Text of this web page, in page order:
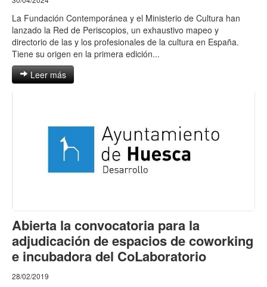
La Fundación Contemporánea y el Ministerio de Cultura han
lanzado la Red de Periscopios, un exhaustivo mapeo y
directorio de las y los profesionales de la cultura en España.
Tiene su origen en la primera edición...
Leer más
Abierta la convocatoria para la
adjudicación de espacios de coworking
e incubadora del CoLaboratorio
28/02/2019